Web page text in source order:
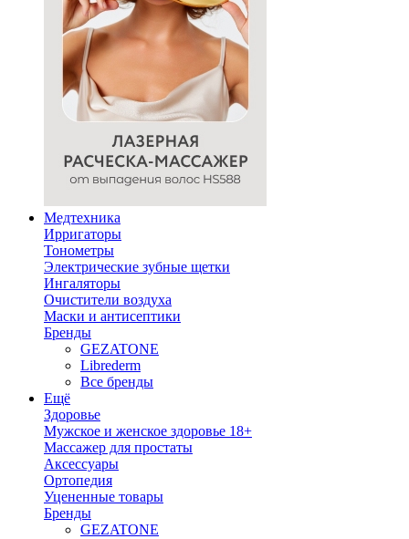
Медтехника
Ирригаторы
Тонометры
Электрические зубные щетки
Ингаляторы
Очистители воздуха
Маски и антисептики
Бренды
GEZATONE
Librederm
Все бренды
Ещё
Здоровье
Мужское и женское здоровье 18+
Массажер для простаты
Аксессуары
Ортопедия
Уцененные товары
Бренды
GEZATONE